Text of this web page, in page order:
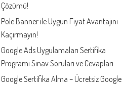
Çözümü!
Pole Banner ile Uygun Fiyat Avantajını
Kaçırmayın!
Google Ads Uygulamaları Sertifika
Programı Sınav Soruları ve Cevapları
Google Sertifika Alma – Ücretsiz Google